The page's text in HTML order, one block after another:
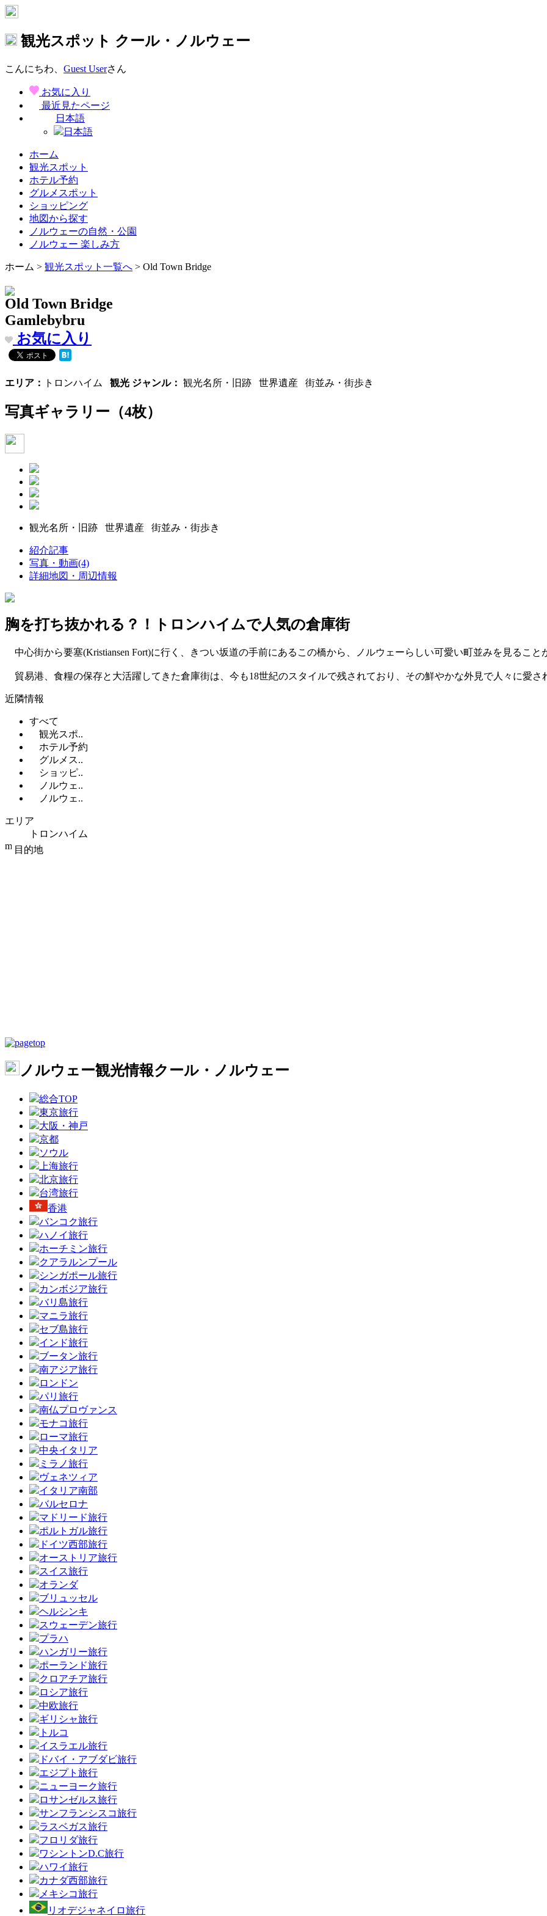
観光スポット クール・ノルウェー
こんにちわ、 Guest Userさん
お気に入り
最近見たページ
日本語
日本語
ホーム
観光スポット
ホテル予約
グルメスポット
ショッピング
地図から探す
ノルウェーの自然・公園
ノルウェー 楽しみ方
ホーム > 観光スポット一覧へ > Old Town Bridge
Old Town Bridge
Gamlebybru
お気に入り
エリア： トロンハイム 観光 ジャンル： 観光名所・旧跡 世界遺産 街並み・街歩き
写真ギャラリー （4枚）
観光名所・旧跡 世界遺産 街並み・街歩き
紹介記事
写真・動画(4)
詳細地図・周辺情報
胸を打ち抜かれる？！トロンハイムで人気の倉庫街
中心街から要塞(Kristiansen Fort)に行く、きつい坂道の手前にあるこの橋から、ノルウェーらしい可愛い町並みを見ること
貿易港、食糧の保存と大活躍してきた倉庫街は、今も18世紀のスタイルで残されており、その鮮やかな外見で人々に愛さ
近隣情報
すべて
観光スポ..
ホテル予約
グルメス..
ショッピ..
ノルウェ..
ノルウェ..
エリア
トロンハイム
目的地
ノルウェー観光情報クール・ノルウェー
総合TOP
東京旅行
大阪・神戸
京都
ソウル
上海旅行
北京旅行
台湾旅行
香港
バンコク旅行
ハノイ旅行
ホーチミン旅行
クアラルンプール
シンガポール旅行
カンボジア旅行
バリ島旅行
マニラ旅行
セブ島旅行
インド旅行
ブータン旅行
南アジア旅行
ロンドン
パリ旅行
南仏プロヴァンス
モナコ旅行
ローマ旅行
中央イタリア
ミラノ旅行
ヴェネツィア
イタリア南部
バルセロナ
マドリード旅行
ポルトガル旅行
ドイツ西部旅行
オーストリア旅行
スイス旅行
オランダ
ブリュッセル
ヘルシンキ
スウェーデン旅行
プラハ
ハンガリー旅行
ポーランド旅行
クロアチア旅行
ロシア旅行
中欧旅行
ギリシャ旅行
トルコ
イスラエル旅行
ドバイ・アブダビ旅行
エジプト旅行
ニューヨーク旅行
ロサンゼルス旅行
サンフランシスコ旅行
ラスベガス旅行
フロリダ旅行
ワシントンD.C旅行
ハワイ旅行
カナダ西部旅行
メキシコ旅行
リオデジャネイロ旅行